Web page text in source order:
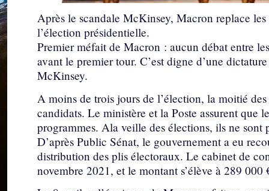
Après le scandale McKinsey, Macron replace
l’élection présidentielle.
Premier méfait de Macron : aucun débat entre
avant le premier tour. C’est digne d’une
McKinsey.
A moins de trois jours de l’élection, la moitié
candidats. Le ministère et la Poste assurent que
programmes. Ala veille des élections, ils ne sont
D’après Public Sénat, le gouvernement a eu
distribution des plis électoraux. Le cabinet de
novembre 2021, et le montant s’élève à 289 000